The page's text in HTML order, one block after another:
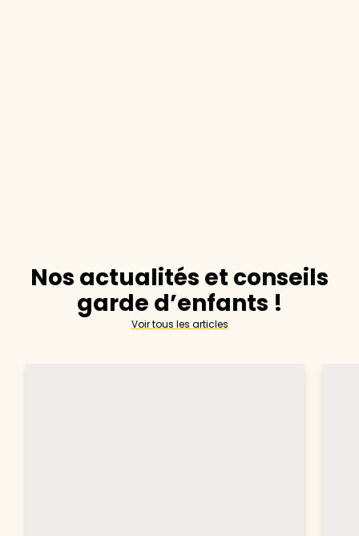
Nos actualités et conseils
garde d’enfants !
Voir tous les articles